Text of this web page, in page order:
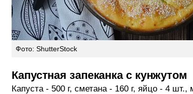
Фото: ShutterStock
Капустная запеканка с кунжутом
Капуста - 500 г, сметана - 160 г, яйцо - 4 шт.,